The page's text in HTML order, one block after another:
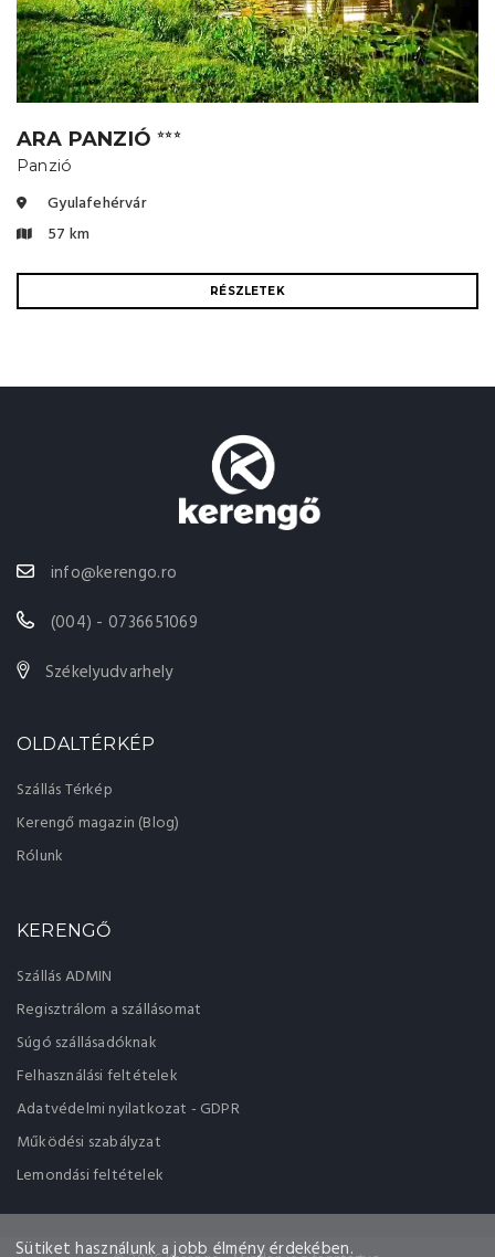
ARA PANZIÓ⭐⭐⭐
Panzió
Gyulafehérvár
57 km
RÉSZLETEK
info@kerengo.ro
(004) - 0736651069
Székelyudvarhely
OLDALTÉRKÉP
Szállás Térkép
Kerengő magazin (Blog)
Rólunk
KERENGŐ
Szállás ADMIN
Regisztrálom a szállásomat
Súgó szállásadóknak
Felhasználási feltételek
Adatvédelmi nyilatkozat - GDPR
Működési szabályzat
Lemondási feltételek
Sütiket használunk a jobb élmény érdekében.